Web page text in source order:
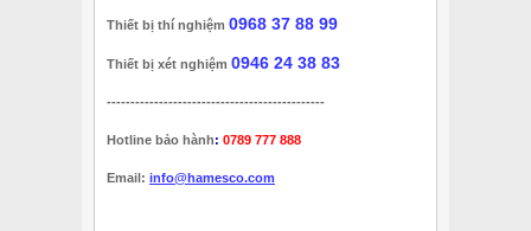
Thiết bị thí nghiệm 0968 37 88 99
Thiết bị xét nghiệm 0946 24 38 83
----------------------------------------------
Hotline bảo hành: 0789 777 888
Email: info@hamesco.com